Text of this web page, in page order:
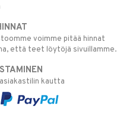
voimme pitää hinnat
että teet löytöjä sivuillamme.
kautta